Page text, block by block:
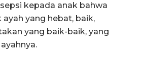
kepada anak bahwa
ayah yang hebat, baik,
yang baik-baik, yang